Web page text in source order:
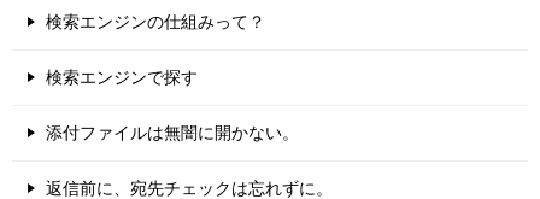
検索エンジンの仕組みって？
検索エンジンで探す
添付ファイルは無闇に開かない。
返信前に、宛先チェックは忘れずに。